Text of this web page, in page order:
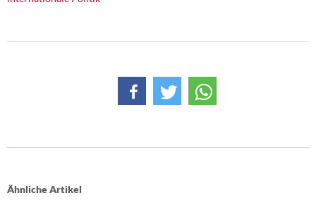
Ähnliche Artikel